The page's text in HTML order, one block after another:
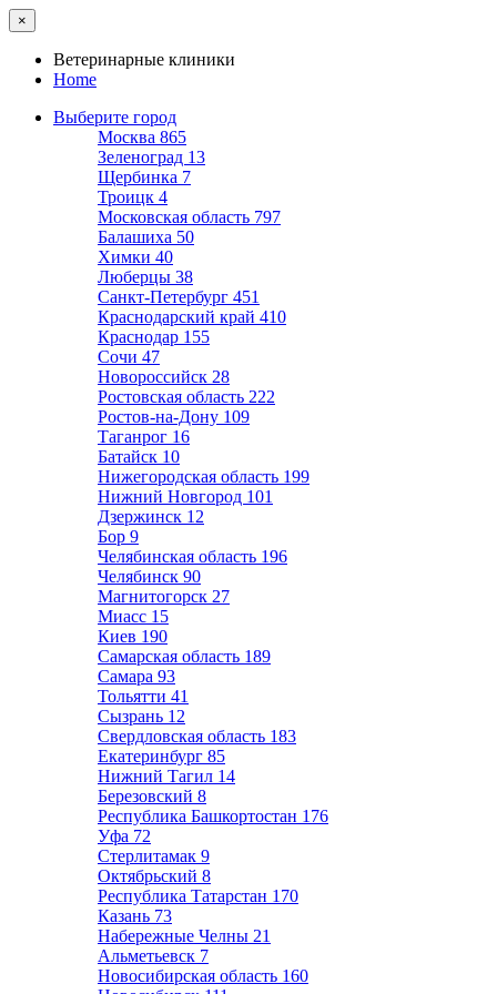
×
Ветеринарные клиники
Home
Выберите город
Москва 865
Зеленоград 13
Щербинка 7
Троицк 4
Московская область 797
Балашиха 50
Химки 40
Люберцы 38
Санкт-Петербург 451
Краснодарский край 410
Краснодар 155
Сочи 47
Новороссийск 28
Ростовская область 222
Ростов-на-Дону 109
Таганрог 16
Батайск 10
Нижегородская область 199
Нижний Новгород 101
Дзержинск 12
Бор 9
Челябинская область 196
Челябинск 90
Магнитогорск 27
Миасс 15
Киев 190
Самарская область 189
Самара 93
Тольятти 41
Сызрань 12
Свердловская область 183
Екатеринбург 85
Нижний Тагил 14
Березовский 8
Республика Башкортостан 176
Уфа 72
Стерлитамак 9
Октябрьский 8
Республика Татарстан 170
Казань 73
Набережные Челны 21
Альметьевск 7
Новосибирская область 160